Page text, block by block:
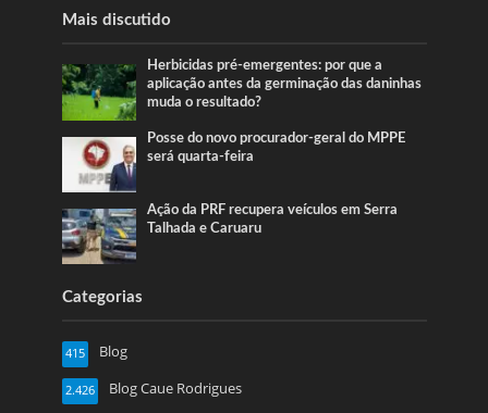
Mais discutido
Herbicidas pré-emergentes: por que a
aplicação antes da germinação das daninhas
muda o resultado?
Posse do novo procurador-geral do MPPE
será quarta-feira
Ação da PRF recupera veículos em Serra
Talhada e Caruaru
Categorias
Blog
415
Blog Caue Rodrigues
2.426